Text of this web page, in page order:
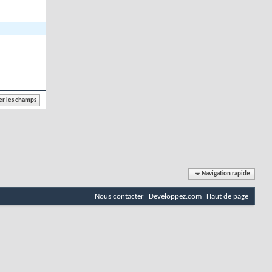
Navigation rapide
Nous contacter Developpez.com Haut de page